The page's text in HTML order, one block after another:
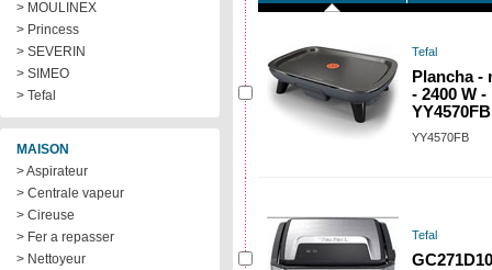
> MOULINEX
> Princess
> SEVERIN
> SIMEO
> Tefal
MAISON
> Aspirateur
> Centrale vapeur
> Cireuse
> Fer a repasser
> Nettoyeur
Tefal
Plancha -
- 2400 W -
YY4570FB
YY4570FB
Tefal
GC271D10